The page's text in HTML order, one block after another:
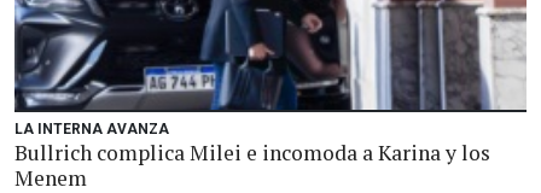
LA INTERNA AVANZA
Bullrich complica Milei e incomoda a Karina y los
Menem